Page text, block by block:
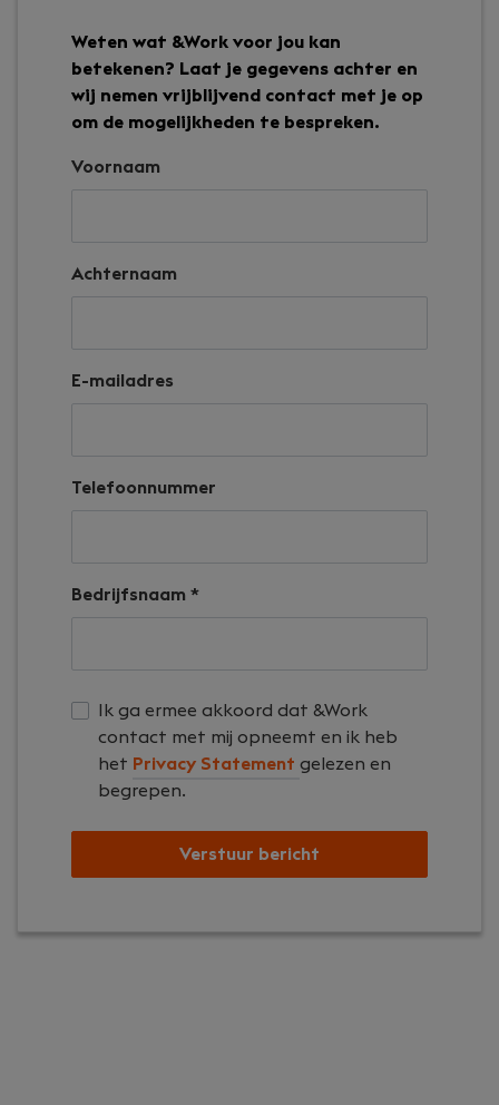
Weten wat &Work voor jou kan
betekenen? Laat je gegevens achter en
wij nemen vrijblijvend contact met je op
om de mogelijkheden te bespreken.
Voornaam
Achternaam
E-mailadres
Telefoonnummer
Bedrijfsnaam *
Ik ga ermee akkoord dat &Work
contact met mij opneemt en ik heb
het Privacy Statement gelezen en
begrepen.
Verstuur bericht